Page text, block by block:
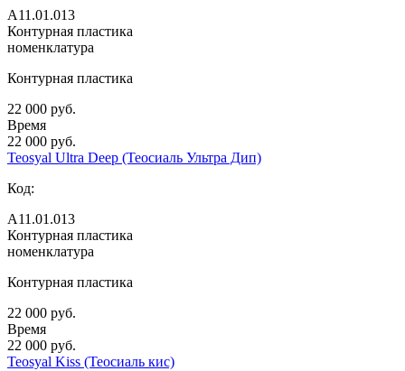
А11.01.013
Контурная пластика
номенклатура
Контурная пластика
22 000 руб.
Время
22 000 руб.
Teosyal Ultra Deep (Теосиаль Ультра Дип)
Код:
А11.01.013
Контурная пластика
номенклатура
Контурная пластика
22 000 руб.
Время
22 000 руб.
Teosyal Kiss (Теосиаль кис)